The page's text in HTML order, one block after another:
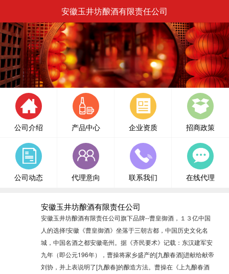
安徽玉井坊酿酒有限责任公司
公司介绍 产品中心 企业资质 招商政策
公司动态 代理意向 联系我们 在线代理
安徽玉井坊酿酒有限责任公司
安徽玉井坊酿酒有限责任公司旗下品牌--曹皇御酒，１３亿中国
人的选择!安徽《曹皇御酒》坐落于三朝古都，中国历史文化名
城，中国名酒之都安徽亳州。据《齐民要术》记载：东汉建军安
九年（即公元196年），曹操将家乡盛产的[九酿春酒]进献给献帝
刘协，并上表说明了[九酿春]的酿造方法。曹操在《上九酿春酒